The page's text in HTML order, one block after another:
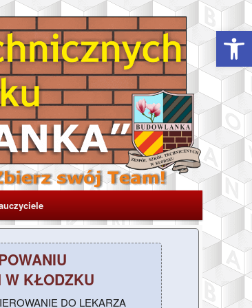
W KŁODZKU
DO LEKARZA